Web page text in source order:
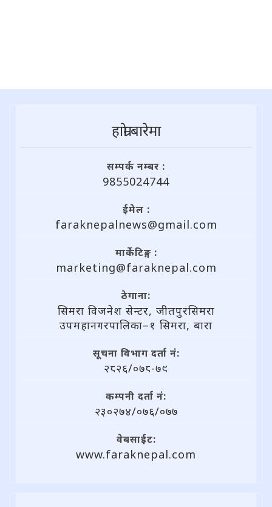
हाम्राे बारेमा
सम्पर्क नम्बर :
9855024744
ईमेल :
faraknepalnews@gmail.com
मार्केटिङ्ग :
marketing@faraknepal.com
ठेगाना:
सिमरा विजनेश सेन्टर, जीतपुरसिमरा
उपमहानगरपालिका–१ सिमरा, बारा
सूचना विभाग दर्ता नं:
२८२६/०७८-७९
कम्पनी दर्ता नं:
२३०२७४/०७६/०७७
वेबसाईट:
www.faraknepal.com